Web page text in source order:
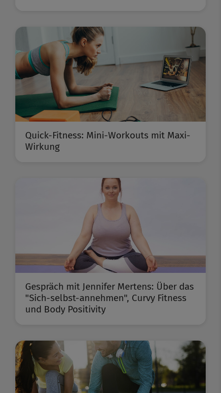
Quick-Fitness: Mini-Workouts mit Maxi-
Wirkung
Gespräch mit Jennifer Mertens: Über das
"Sich-selbst-annehmen", Curvy Fitness
und Body Positivity